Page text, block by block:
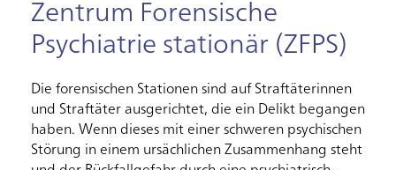
Zentrum Forensische
Psychiatrie stationär (ZFPS)
Die forensischen Stationen sind auf Straftäterinnen
und Straftäter ausgerichtet, die ein Delikt begangen
haben. Wenn dieses mit einer schweren psychischen
Störung in einem ursächlichen Zusammenhang steht